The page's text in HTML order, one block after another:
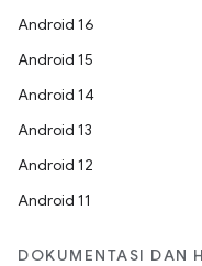
Android 16
Android 15
Android 14
Android 13
Android 12
Android 11
DOKUMENTASI DAN